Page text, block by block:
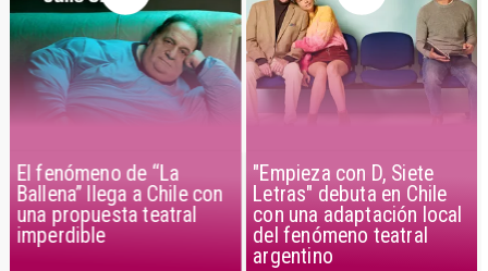
El fenómeno de “La
Ballena” llega a Chile con
una propuesta teatral
imperdible
"Empieza con D, Siete
Letras" debuta en Chile
con una adaptación local
del fenómeno teatral
argentino